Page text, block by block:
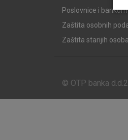
Poslovnice i
Zaštita osobnih
Zaštita starijih
© OTP banka